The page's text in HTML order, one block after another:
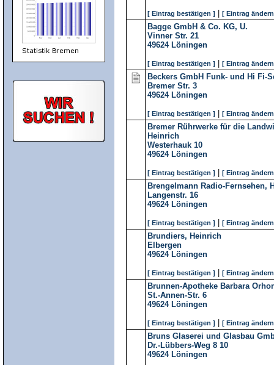
[ Eintrag bestätigen ] [ Eintrag
Bagge GmbH & Co. KG, U.
Vinner Str. 21
49624 Löningen
[ Eintrag bestätigen ] [ Eintrag
Beckers GmbH Funk- und Hi Fi-
Bremer Str. 3
49624 Löningen
[ Eintrag bestätigen ] [ Eintrag
Bremer Rührwerke für die
Heinrich
Westerhauk 10
49624 Löningen
[ Eintrag bestätigen ] [ Eintrag
Brengelmann Radio-Fernsehen,
Langenstr. 16
49624 Löningen
[ Eintrag bestätigen ] [ Eintrag
Brundiers, Heinrich
Elbergen
49624 Löningen
[ Eintrag bestätigen ] [ Eintrag
Brunnen-Apotheke Barbara
St.-Annen-Str. 6
49624 Löningen
[ Eintrag bestätigen ] [ Eintrag
Bruns Glaserei und Glasbau
Dr.-Lübbers-Weg 8 10
49624 Löningen